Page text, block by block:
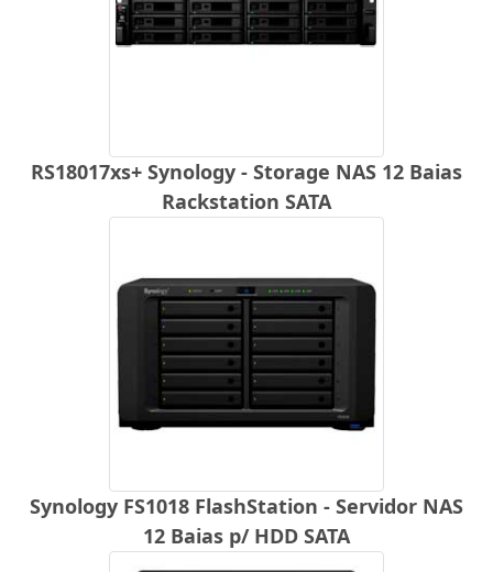
RS18017xs+ Synology - Storage NAS 12 Baias
Rackstation SATA
Synology FS1018 FlashStation - Servidor NAS
12 Baias p/ HDD SATA